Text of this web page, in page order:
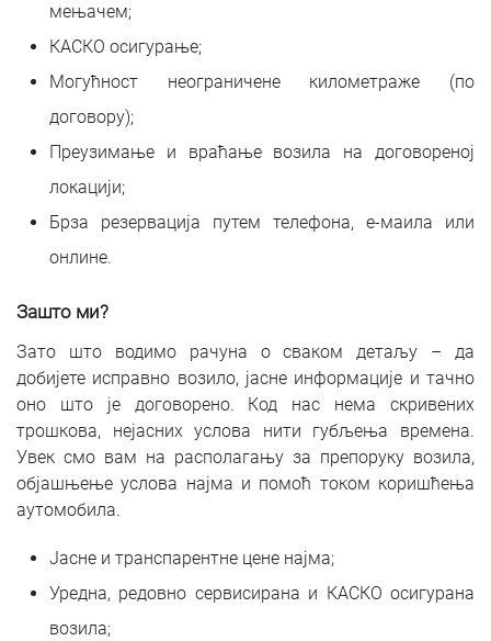
мењачем;
КАСКО осигурање;
Могућност неограничене километраже (по
договору);
Преузимање и враћање возила на договореној
локацији;
Брза резервација путем телефона, е-маила или
онлине.
Зашто ми?
Зато што водимо рачуна о сваком детаљу – да
добијете исправно возило, јасне информације и тачно
оно што је договорено. Код нас нема скривених
трошкова, нејасних услова нити губљења времена.
Увек смо вам на располагању за препоруку возила,
објашњење услова најма и помоћ током коришћења
аутомобила.
Јасне и транспарентне цене најма;
Уредна, редовно сервисирана и КАСКО осигурана
возила;